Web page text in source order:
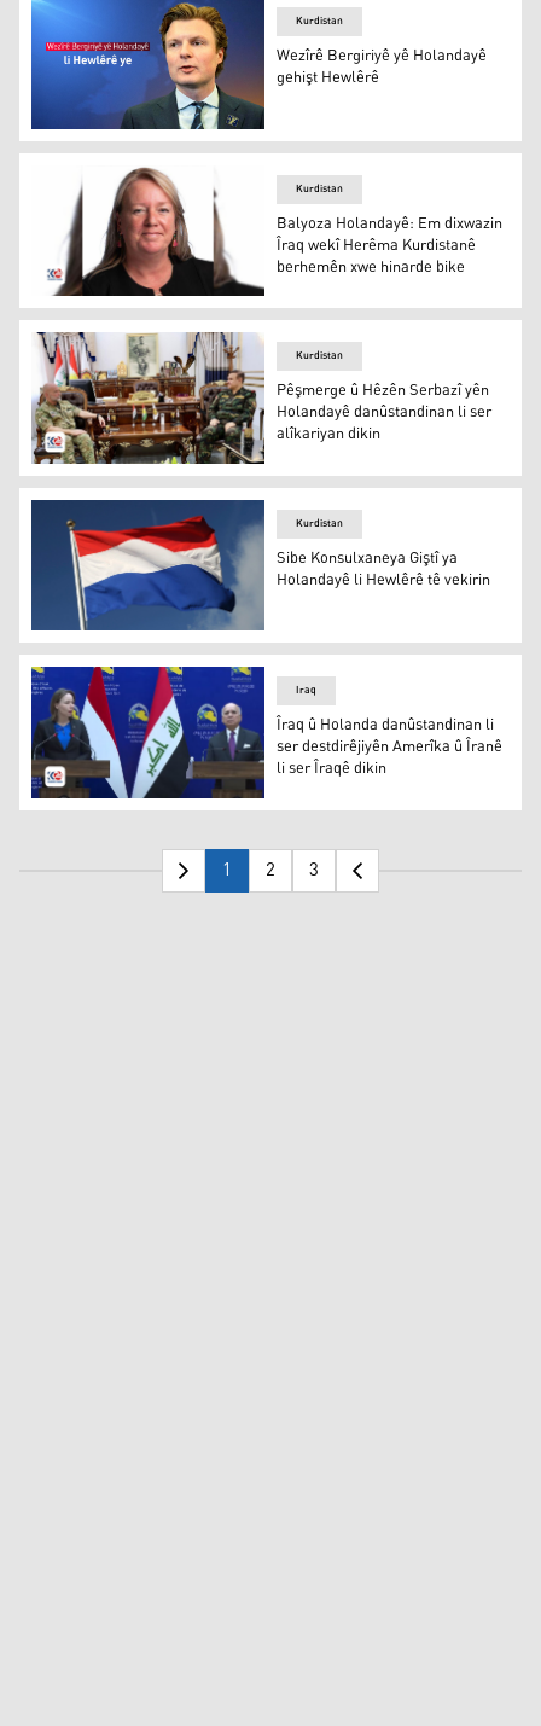
Ruben Brekelmans
Kurdistan
Wezîrê Bergiriyê yê Holandayê
gehişt Hewlêrê
Janet Alberda
Kurdistan
Balyoza Holandayê: Em dixwazin
Îraq wekî Herêma Kurdistanê
berhemên xwe hinarde bike
Pêşmerge û Hêzên Serbazî yên Holandayê
Kurdistan
Pêşmerge û Hêzên Serbazî yên
Holandayê danûstandinan li ser
alîkariyan dikin
Alaya Fransayê
Kurdistan
Sibe Konsulxaneya Giştî ya
Holandayê li Hewlêrê tê vekirin
Fuad Hisên û Hanke Bruins Slot
Iraq
Îraq û Holanda danûstandinan li
ser destdirêjiyên Amerîka û Îranê
li ser Îraqê dikin
1 2 3